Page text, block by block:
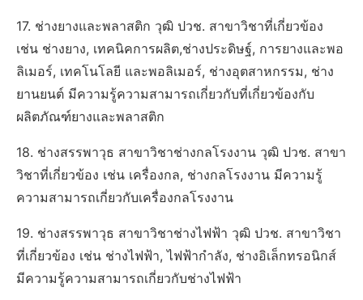
17. ช่างยางและพลาสติก วุฒิ ปวช. สาขาวิชาที่เกี่ยวข้อง
เช่น ช่างยาง, เทคนิคการผลิต,ช่างประดิษฐ์, การยางและพอ
ลิเมอร์, เทคโนโลยี และพอลิเมอร์, ช่างอุตสาหกรรม, ช่าง
ยานยนต์ มีความรู้ความสามารถเกี่ยวกับที่เกี่ยวข้องกับ
ผลิตภัณฑ์ยางและพลาสติก
18. ช่างสรรพาวุธ สาขาวิชาช่างกลโรงงาน วุฒิ ปวช. สาขา
วิชาที่เกี่ยวข้อง เช่น เครื่องกล, ช่างกลโรงงาน มีความรู้
ความสามารถเกี่ยวกับเครื่องกลโรงงาน
19. ช่างสรรพาวุธ สาขาวิชาช่างไฟฟ้า วุฒิ ปวช. สาขาวิชา
ที่เกี่ยวข้อง เช่น ช่างไฟฟ้า, ไฟฟ้ากำลัง, ช่างอิเล็กทรอนิกส์
มีความรู้ความสามารถเกี่ยวกับช่างไฟฟ้า